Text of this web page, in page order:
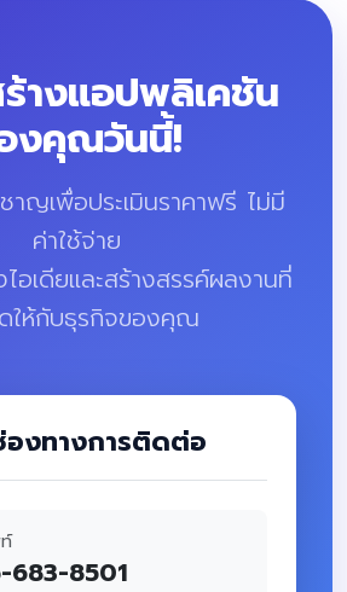
างแอปพลิเคชัน
งคุณวันนี้!
าญเพื่อประเมินราคาฟรี ไม่มี
ค่าใช้จ่าย
อเดียและสร้างสรรค์ผลงานที่
ให้กับธุรกิจของคุณ
องทางการติดต่อ
683-8501